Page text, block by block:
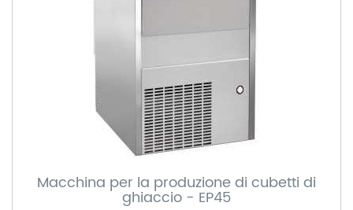
Macchina per la produzione di cubetti di
ghiaccio - EP45